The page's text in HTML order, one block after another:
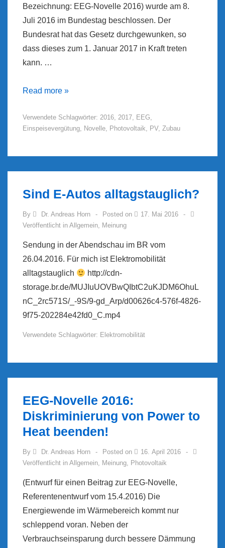
Bezeichnung: EEG-Novelle 2016) wurde am 8.
Juli 2016 im Bundestag beschlossen. Der
Bundesrat hat das Gesetz durchgewunken, so
dass dieses zum 1. Januar 2017 in Kraft treten
kann. …
EEG-
2017
–
Read more »
Verwendete Schlagwörter: 2016, 2017, EEG,
Einspeisevergütung, Novelle, Photovoltaik, PV, Zubau
Sind E-Autos alltagstauglich?
By Dr. Andreas Horn Posted on
17. Mai 2016
Veröffentlicht in Allgemein, Meinung
Sendung in der Abendschau im BR vom
26.04.2016. Für mich ist Elektromobilität
alltagstauglich
http://cdn-
storage.br.de/MUJIuUOVBwQIbtC2uKJDM6OhuL
nC_2rc571S/_-9S/9-gd_Arp/d00626c4-576f-4826-
9f75-202284e42fd0_C.mp4
Verwendete Schlagwörter: Elektromobilität
EEG-Novelle 2016:
Diskriminierung von Power to
Heat beenden!
By Dr. Andreas Horn Posted on
16. April 2016
Veröffentlicht in Allgemein, Meinung, Photovoltaik
(Entwurf für einen Beitrag zur EEG-Novelle,
Referentenentwurf vom 15.4.2016) Die
Energiewende im Wärmebereich kommt nur
schleppend voran. Neben der
Verbrauchseinsparung durch bessere Dämmung